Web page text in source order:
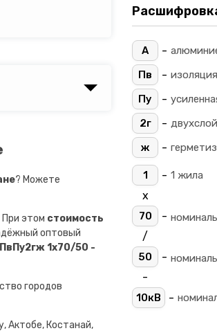
? Можете
этом стоимость
оптовый
1х70/50 -
городов
Актобе, Костанай,
А -
Пв
-
Пу
-
2г
-
ж
-
1 - 1 жила
х
70 -
/
50 -
-
10кВ -